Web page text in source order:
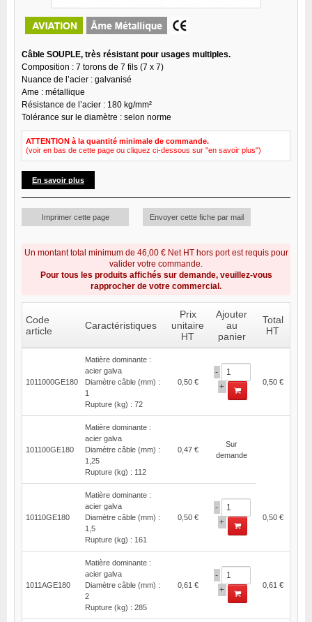
Câble SOUPLE, très résistant pour usages multiples.
Composition : 7 torons de 7 fils (7 x 7)
Nuance de l’acier : galvanisé
Ame : métallique
Résistance de l’acier : 180 kg/mm²
Tolérance sur le diamètre : selon norme
ATTENTION à la quantité minimale de commande.
(voir en bas de cette page ou cliquez ci-dessous sur "en savoir plus")
En savoir plus
Imprimer cette page Envoyer cette fiche par mail
Un montant total minimum de 46,00 € Net HT hors port est requis pour
valider votre commande.
Pour tous les produits affichés sur demande, veuillez-vous
rapprocher de votre commercial.
Code
article
Caractéristiques
Prix
unitaire
HT
Ajouter
au
panier
Total
HT
1011000GE180
Matière dominante :
acier galva
Diamètre câble (mm) :
1
Rupture (kg) : 72
0,50 €
-
+
0,50 €
101100GE180
Matière dominante :
acier galva
Diamètre câble (mm) :
1,25
Rupture (kg) : 112
0,47 €
Sur
demande
10110GE180
Matière dominante :
acier galva
Diamètre câble (mm) :
1,5
Rupture (kg) : 161
0,50 €
-
+
0,50 €
1011AGE180
Matière dominante :
acier galva
Diamètre câble (mm) :
2
Rupture (kg) : 285
0,61 €
-
+
0,61 €